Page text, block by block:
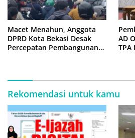
Macet Menahun, Anggota
DPRD Kota Bekasi Desak
Percepatan Pembangunan
AD
TPA
Rekomendasi untuk kamu